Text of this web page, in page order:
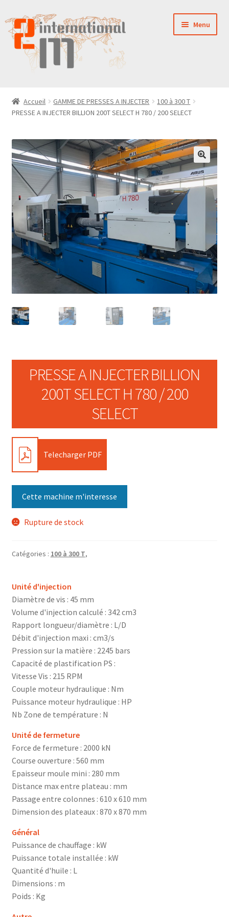
Aller
à
la
navigation
Aller
au
contenu
Menu
NOUVEAUTÉS
VENTES
PIÈCES DÉTACHÉES
CONTACT
Accueil GAMME DE PRESSES A INJECTER
100 à 300 T
PRESSE A INJECTER BILLION 200T SELECT H 780 / 200 SELECT
PRESSE A INJECTER BILLION
200T SELECT H 780 / 200
SELECT
PDF Telecharger PDF
Cette machine m'interesse
Rupture de stock
Catégories : 100 à 300 T,
Unité d'injection
Diamètre de vis : 45 mm
Volume d'injection calculé : 342 cm3
Rapport longueur/diamètre : L/D
Débit d'injection maxi : cm3/s
Pression sur la matière : 2245 bars
Capacité de plastification PS :
Vitesse Vis : 215 RPM
Couple moteur hydraulique : Nm
Puissance moteur hydraulique : HP
Nb Zone de température : N
Unité de fermeture
Force de fermeture : 2000 kN
Course ouverture : 560 mm
Epaisseur moule mini : 280 mm
Distance max entre plateau : mm
Passage entre colonnes : 610 x 610 mm
Dimension des plateaux : 870 x 870 mm
Général
Puissance de chauffage : kW
Puissance totale installée : kW
Quantité d'huile : L
Dimensions : m
Poids : Kg